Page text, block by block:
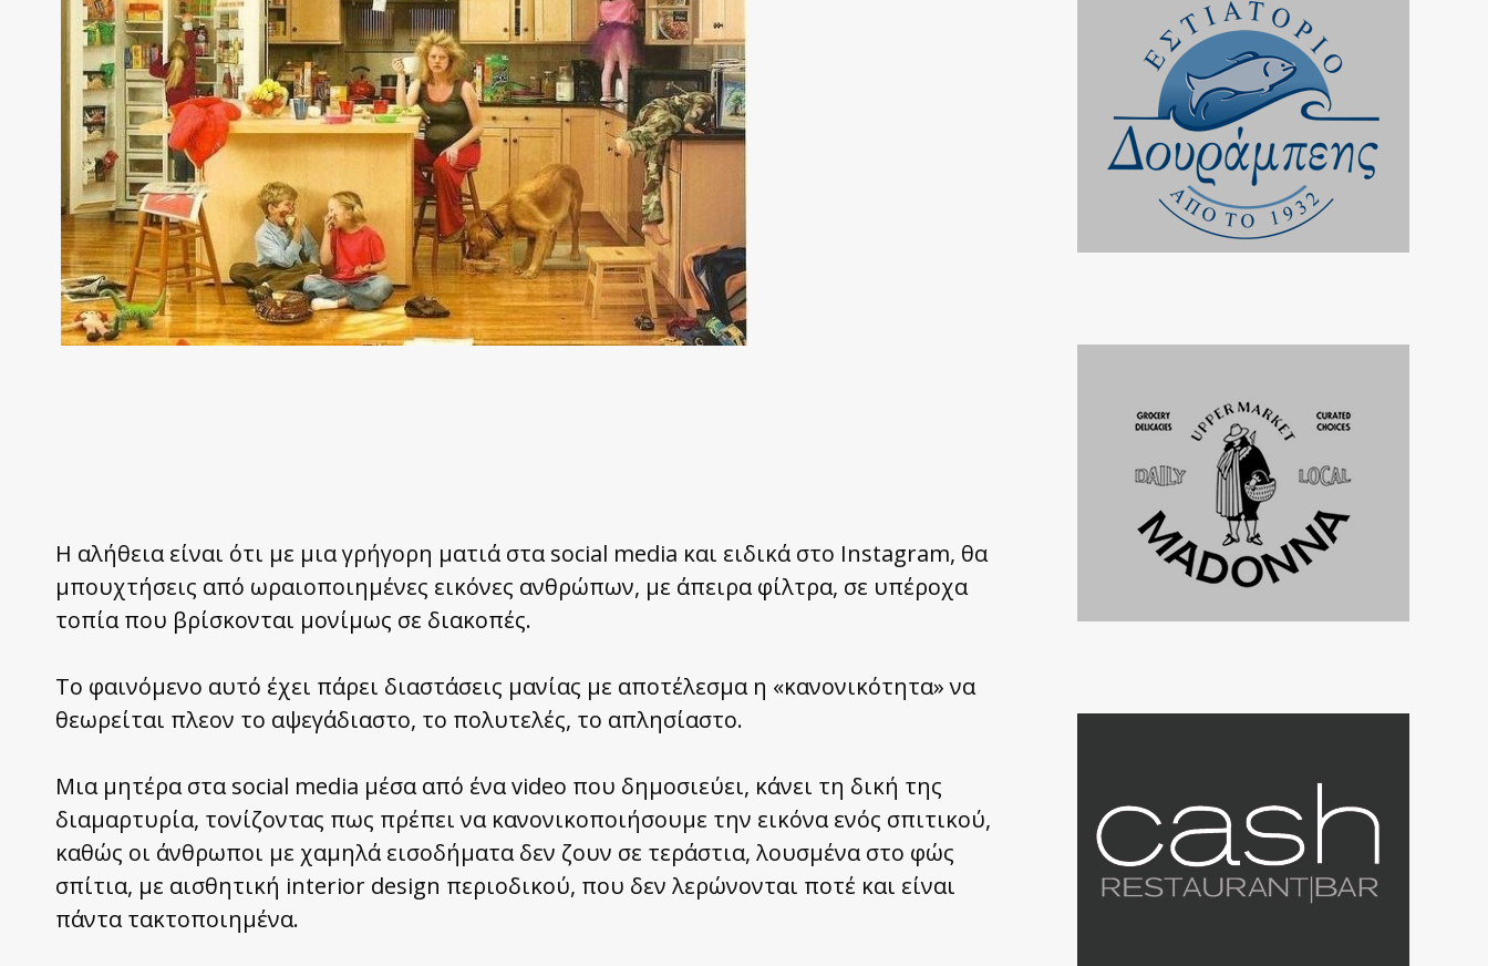
Η αλήθεια είναι ότι με μια γρήγορη ματιά στα social media και ειδικά στο Instagram, θα
μπουχτήσεις από ωραιοποιημένες εικόνες ανθρώπων, με άπειρα φίλτρα, σε υπέροχα
τοπία που βρίσκονται μονίμως σε διακοπές.
Το φαινόμενο αυτό έχει πάρει διαστάσεις μανίας με αποτέλεσμα η «κανονικότητα» να
θεωρείται πλεον το αψεγάδιαστο, το πολυτελές, το απλησίαστο.
Μια μητέρα στα social media μέσα από ένα video που δημοσιεύει, κάνει τη δική της
διαμαρτυρία, τονίζοντας πως πρέπει να κανονικοποιήσουμε την εικόνα ενός σπιτικού,
καθώς οι άνθρωποι με χαμηλά εισοδήματα δεν ζουν σε τεράστια, λουσμένα στο φώς
σπίτια, με αισθητική interior design περιοδικού, που δεν λερώνονται ποτέ και είναι
πάντα τακτοποιημένα.